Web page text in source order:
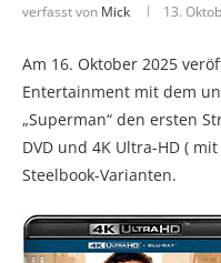
verfasst von Mick 13.
Am 16. Oktober 2025
Entertainment mit dem
„Superman“ den ersten
DVD und 4K Ultra-HD (
Steelbook-Varianten.